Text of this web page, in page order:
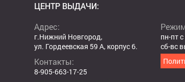
ЦЕНТР ВЫДАЧИ:
Адрес:
г.Нижний Новгород,
ул. Гордеевская 59 А, корпус 6.
Контакты:
8-905-663-17-25
пн-пт
сб-вс